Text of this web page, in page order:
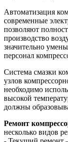
Автоматизация
современные
позволяют
производство
значительно
персонал
Система смазки
узлов
необходимо
высокой
должны
Ремонт
несколько видов